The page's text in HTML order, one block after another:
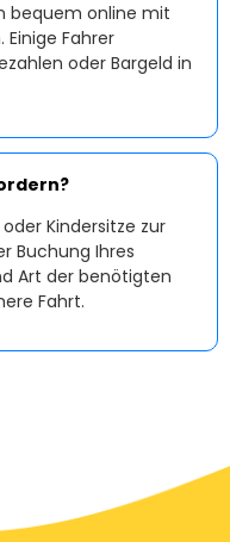
bequem online mit
Fahrer
oder Bargeld in
Kindersitze zur
Buchung Ihres
Art der benötigten
Fahrt.